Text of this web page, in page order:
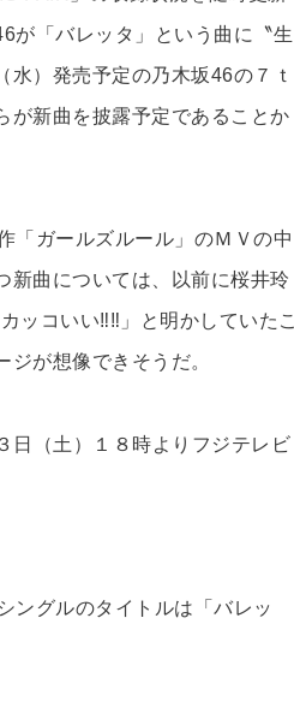
が「バレッタ」という曲に〝生
）発売予定の乃木坂46の７ｔ
が新曲を披露予定であることか
「ガールズルール」のＭＶの中
新曲については、以前に桜井玲
ッコいい‼‼」と明かしていたこ
が想像できそうだ。
日（土）１８時よりフジテレビ
ングルのタイトルは「バレッ